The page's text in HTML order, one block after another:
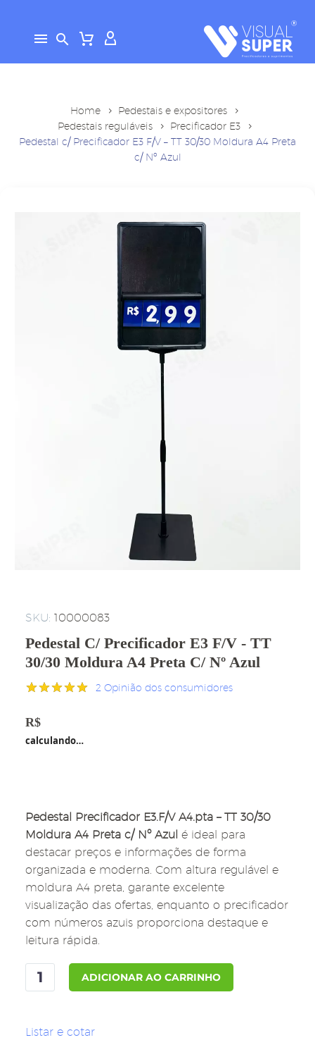
Home
Pedestais e expositores
Pedestais reguláveis
Precificador E3
Pedestal c/ Precificador E3 F/V – TT 30/30 Moldura A4 Preta
c/ Nº Azul
SKU: 10000083
Pedestal C/ Precificador E3 F/V - TT
30/30 Moldura A4 Preta C/ Nº Azul
como
de 5, com
baseado em
2 Opinião dos consumidores
R$
calculando…
Pedestal Precificador E3.F/V A4.pta – TT 30/30
Moldura A4 Preta c/ Nº Azul é ideal para
destacar preços e informações de forma
organizada e moderna. Com altura regulável e
moldura A4 preta, garante excelente
visualização das ofertas, enquanto o precificador
com números azuis proporciona destaque e
leitura rápida.
Pedestal
c/
E3
ADICIONAR AO CARRINHO
Listar e cotar